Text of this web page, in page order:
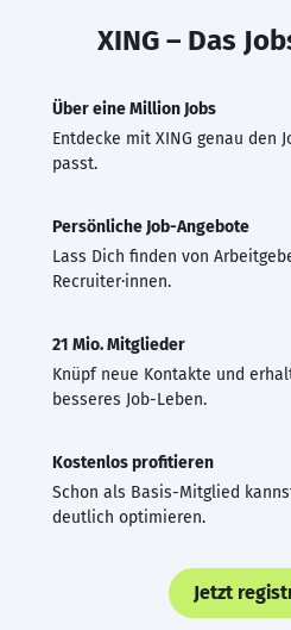
XING – Das
Über eine Million Jobs
Entdecke mit XING genau den
passt.
Persönliche Job-Angebote
Lass Dich finden von
Recruiter·innen.
21 Mio. Mitglieder
Knüpf neue Kontakte und
besseres Job-Leben.
Kostenlos profitieren
Schon als Basis-Mitglied
deutlich optimieren.
Jetzt